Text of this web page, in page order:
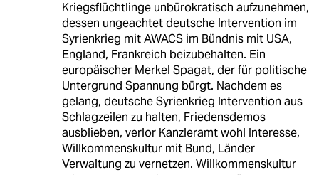
Kriegsflüchtlinge unbürokratisch aufzunehmen,
dessen ungeachtet deutsche Intervention im
Syrienkrieg mit AWACS im Bündnis mit USA,
England, Frankreich beizubehalten. Ein
europäischer Merkel Spagat, der für politische
Untergrund Spannung bürgt. Nachdem es
gelang, deutsche Syrienkrieg Intervention aus
Schlagzeilen zu halten, Friedensdemos
ausblieben, verlor Kanzleramt wohl Interesse,
Willkommenskultur mit Bund, Länder
Verwaltung zu vernetzen. Willkommenskultur